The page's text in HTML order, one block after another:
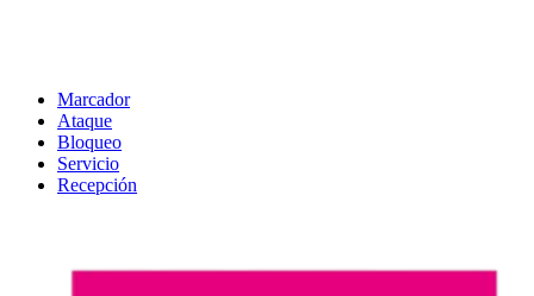
Marcador
Ataque
Bloqueo
Servicio
Recepción